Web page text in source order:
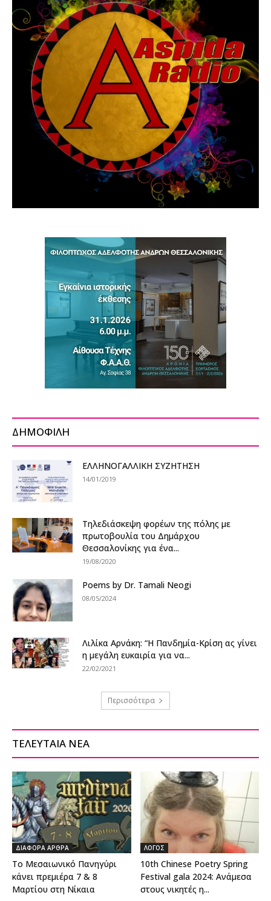
ΔΗΜΟΦΙΛΗ
ΕΛΛΗΝΟΓΑΛΛΙΚΗ ΣΥΖΗΤΗΣΗ
14/01/2019
Τηλεδιάσκεψη φορέων της πόλης με
πρωτοβουλία του Δημάρχου
Θεσσαλονίκης για ένα...
19/08/2020
Poems by Dr. Tamali Neogi
08/05/2024
Λιλίκα Αρνάκη: “Η Πανδημία-Κρίση ας γίνει
η μεγάλη ευκαιρία για να...
22/02/2021
Περισσότερα
ΤΕΛΕΥΤΑΙΑ ΝΕΑ
ΔΙΑΦΟΡΑ ΑΡΘΡΑ
Το Μεσαιωνικό Πανηγύρι
κάνει πρεμιέρα 7 & 8
Μαρτίου στη Νίκαια
ΛΟΓΟΣ
10th Chinese Poetry Spring
Festival gala 2024: Ανάμεσα
στους νικητές η...